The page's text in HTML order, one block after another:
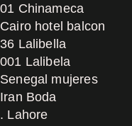
01 Chinameca
Cairo hotel balcon
36 Lalibella
001 Lalibela
Senegal mujeres
Iran Boda
. Lahore